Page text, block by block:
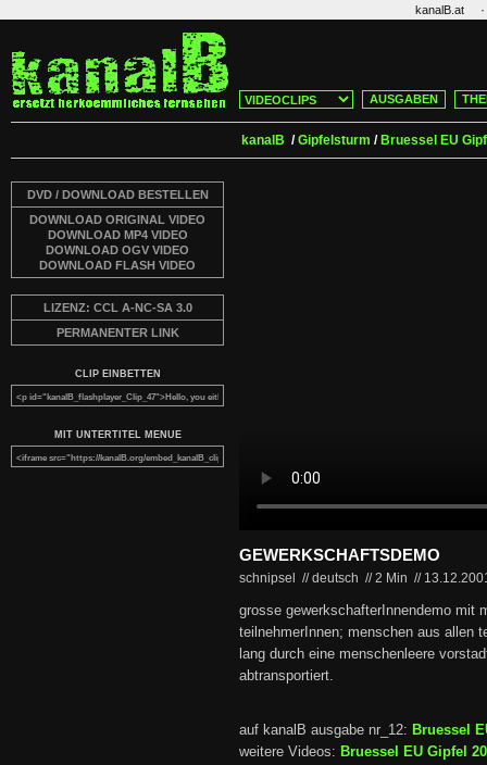
kanalB.at ·
AUSGABEN
kanalB /Gipfelsturm / Bruessel EU
DVD / DOWNLOAD BESTELLEN
DOWNLOAD ORIGINAL VIDEO
DOWNLOAD MP4 VIDEO
DOWNLOAD OGV VIDEO
DOWNLOAD FLASH VIDEO
LIZENZ: CCL A-NC-SA 3.0
PERMANENTER LINK
CLIP EINBETTEN
MIT UNTERTITEL MENUE
GEWERKSCHAFTSDEMO
schnipsel // deutsch //2 Min //
grosse gewerkschafterInnendemo mit
teilnehmerInnen; menschen aus allen
lang durch eine menschenleere
abtransportiert.
auf kanalB ausgabe nr_12: Bruessel
weitere Videos: Bruessel EU Gipfel